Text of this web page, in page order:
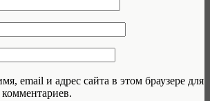
email и адрес сайта в этом браузере для